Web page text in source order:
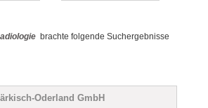
brachte folgende Suchergebnisse
Oderland GmbH